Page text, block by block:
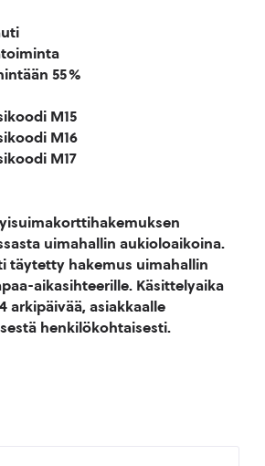
55%
M15
M16
M17
uimahallin aukioloaikoina.
täytetty hakemus uimahallin
aikasihteerille. Käsittelyaika
arkipäivää, asiakkaalle
henkilökohtaisesti.